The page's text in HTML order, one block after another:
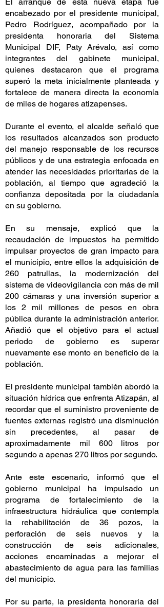
encabezado por el presidente municipal,
Pedro Rodríguez, acompañado por la
presidenta honoraria del Sistema
Municipal DIF, Paty Arévalo, así como
integrantes del gabinete municipal,
quienes destacaron que el programa
superó la meta inicialmente planteada y
fortalece de manera directa la economía
de miles de hogares atizapenses.
Durante el evento, el alcalde señaló que
los resultados alcanzados son producto
del manejo responsable de los recursos
públicos y de una estrategia enfocada en
atender las necesidades prioritarias de la
población, al tiempo que agradeció la
confianza depositada por la ciudadanía
en su gobierno.
En su mensaje, explicó que la
recaudación de impuestos ha permitido
impulsar proyectos de gran impacto para
el municipio, entre ellos la adquisición de
260 patrullas, la modernización del
sistema de videovigilancia con más de mil
200 cámaras y una inversión superior a
los 2 mil millones de pesos en obra
pública durante la administración anterior.
Añadió que el objetivo para el actual
periodo de gobierno es superar
nuevamente ese monto en beneficio de la
población.
El presidente municipal también abordó la
situación hídrica que enfrenta Atizapán, al
recordar que el suministro proveniente de
fuentes externas registró una disminución
sin precedentes, al pasar de
aproximadamente mil 600 litros por
segundo a apenas 270 litros por segundo.
Ante este escenario, informó que el
gobierno municipal ha impulsado un
programa de fortalecimiento de la
infraestructura hidráulica que contempla
la rehabilitación de 36 pozos, la
perforación de seis nuevos y la
construcción de seis adicionales,
acciones encaminadas a mejorar el
abastecimiento de agua para las familias
del municipio.
Por su parte, la presidenta honoraria del